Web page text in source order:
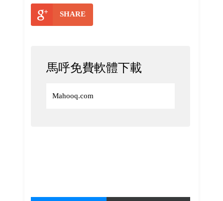
SHARE
馬呼免費軟體下載
Mahooq.com